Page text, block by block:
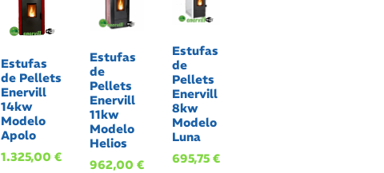
Estufas
de Pellets
Enervill
14kw
Modelo
Apolo
1.325,00 €
Estufas
de
Pellets
Enervill
11kw
Modelo
Helios
962,00 €
Estufas
de
Pellets
Enervill
8kw
Modelo
Luna
695,75 €